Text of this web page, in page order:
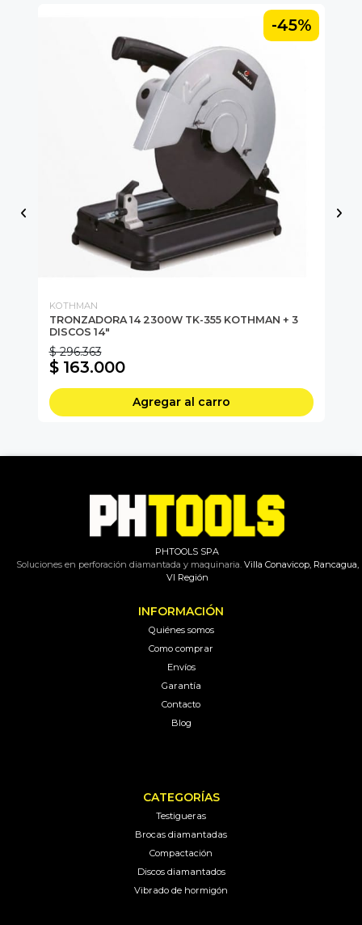
-45%
KOTHMAN
TRONZADORA 14 2300W TK-355 KOTHMAN + 3
DISCOS 14"
$ 296.363
$ 163.000
Agregar al carro
PHTOOLS SPA
Soluciones en perforación diamantada y maquinaria.Villa Conavicop, Rancagua,
VI Región
INFORMACIÓN
Quiénes somos
Como comprar
Envíos
Garantía
Contacto
Blog
CATEGORÍAS
Testigueras
Brocas diamantadas
Compactación
Discos diamantados
Vibrado de hormigón